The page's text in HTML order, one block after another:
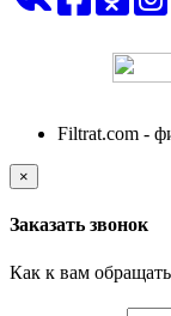
Filtrat.com -
×
Заказать звонок
Как к вам